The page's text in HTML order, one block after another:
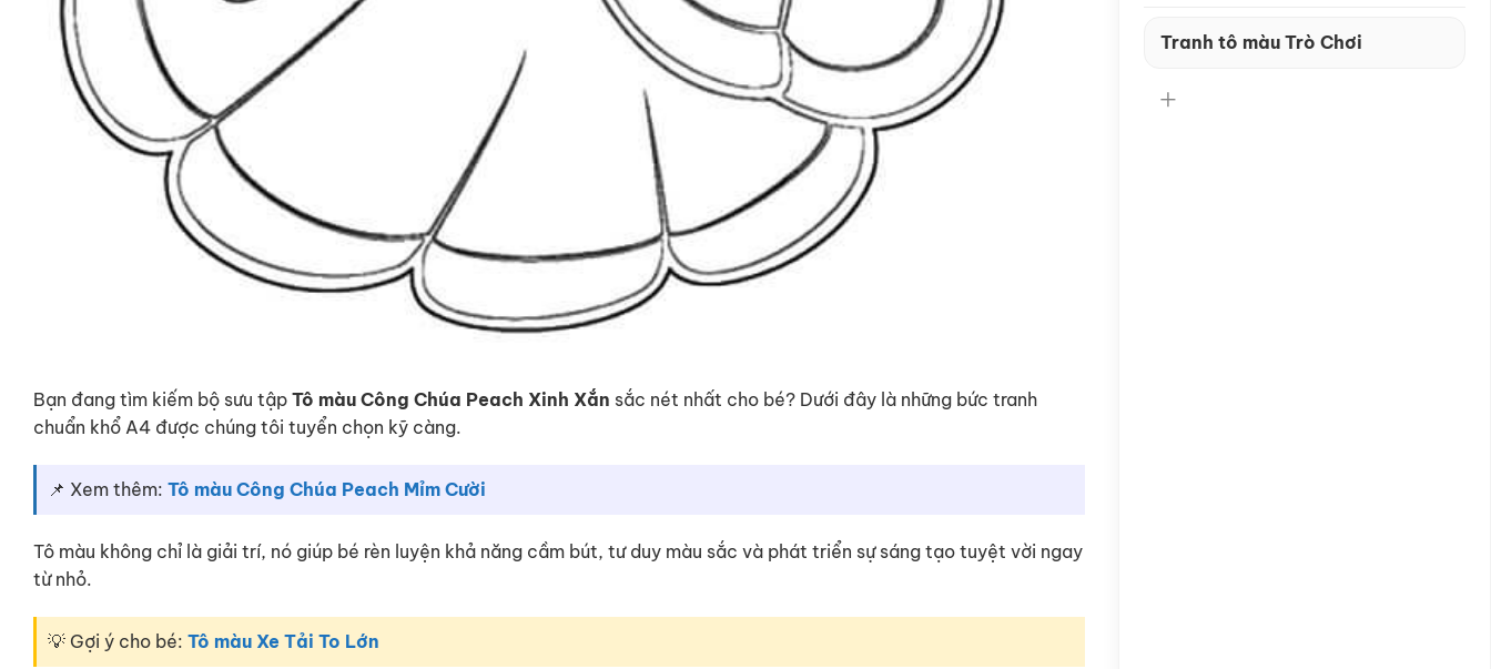
Bạn đang tìm kiếm bộ sưu tập Tô màu Công Chúa Peach Xinh Xắn sắc nét nhất cho bé? Dưới đây là những bức tranh
chuẩn khổ A4 được chúng tôi tuyển chọn kỹ càng.
📌 Xem thêm: Tô màu Công Chúa Peach Mỉm Cười
Tô màu không chỉ là giải trí, nó giúp bé rèn luyện khả năng cầm bút, tư duy màu sắc và phát triển sự sáng tạo tuyệt vời ngay
từ nhỏ.
💡 Gợi ý cho bé: Tô màu Xe Tải To Lớn
Tranh tô màu Trò Chơi